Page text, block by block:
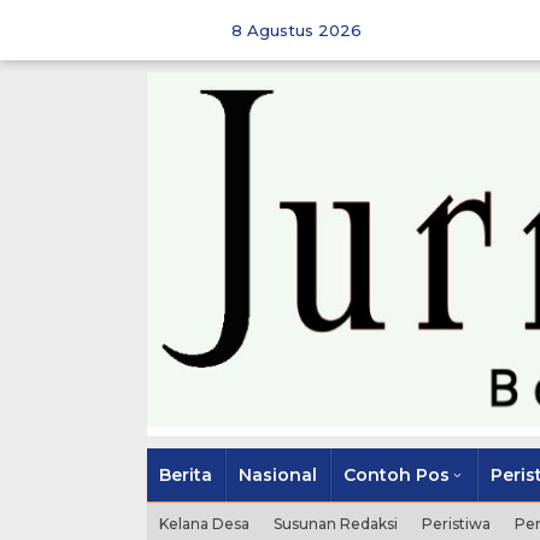
8 Agustus 2026
Berita Nasional Contoh Pos
Kelana Desa Susunan Redaksi Peristiwa